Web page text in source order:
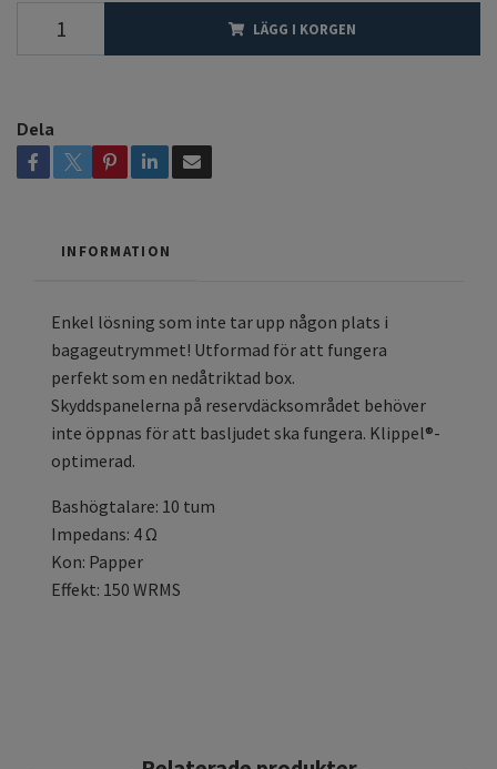
LÄGG I KORGEN
Dela
INFORMATION
Enkel lösning som inte tar upp någon plats i
bagageutrymmet! Utformad för att fungera
perfekt som en nedåtriktad box.
Skyddspanelerna på reservdäcksområdet behöver
inte öppnas för att basljudet ska fungera. Klippel®-
optimerad.
Bashögtalare: 10 tum
Impedans: 4 Ω
Kon: Papper
Effekt: 150 WRMS